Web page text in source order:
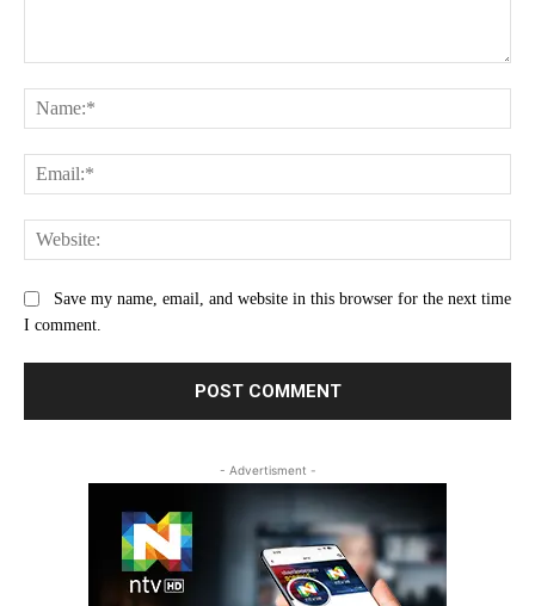
Save my name, email, and website in this browser for the next time
I comment.
- Advertisment -